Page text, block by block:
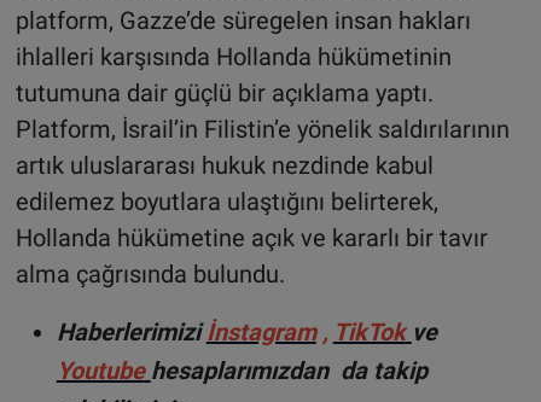
platform, Gazze’de süregelen insan hakları
ihlalleri karşısında Hollanda hükümetinin
tutumuna dair güçlü bir açıklama yaptı.
Platform, İsrail’in Filistin’e yönelik saldırılarının
artık uluslararası hukuk nezdinde kabul
edilemez boyutlara ulaştığını belirterek,
Hollanda hükümetine açık ve kararlı bir tavır
alma çağrısında bulundu.
Haberlerimiziİnstagram , TikTok ve
Youtube hesaplarımızdan da takip